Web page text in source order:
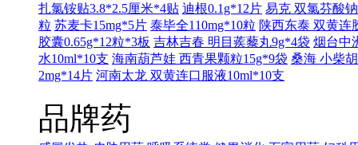
扎氯铵贴3.8*2.5厘米*4贴 迪根0.1g*12片 易克 双氯芬酸
粒 苏麦卡15mg*5片 泰毕全110mg*10粒 陕西东泰 双黄连
胶囊0.65g*12粒*3板 吉林吉春 明目蒺藜丸9g*4袋 烟台中
水10ml*10支 海南葫芦娃 西青果颗粒15g*9袋 桑海 小柴
2mg*14片 河南太龙 双黄连口服液10ml*10支
品牌药